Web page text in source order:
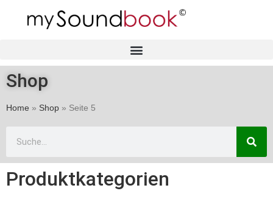
Shop
Home » Shop » Seite 5
Produktkategorien